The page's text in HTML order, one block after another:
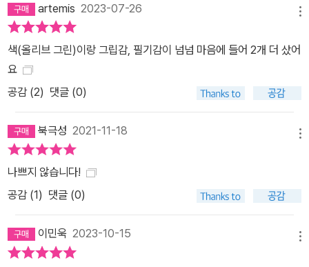
artemis 2023-07-26
색(올리브 그린)이랑 그립감, 필기감이 넘넘 마음에 들어 2개 더 샀어
요
공감 (2) 댓글 (0)
북극성 2021-11-18
나쁘지 않습니다!
공감 (1) 댓글 (0)
이민욱 2023-10-15